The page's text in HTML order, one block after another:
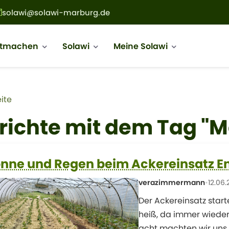
solawi@solawi-marburg.de
Solawi Meine Solawi
mit dem Tag
und Regen beim Ackereinsatz
verazimmermann•
Der Ackereinsatz
heiß, da immer